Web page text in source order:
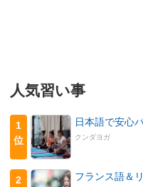
人気習い事
1
位
日本語で安心
クンダヨガ
2
フランス語＆